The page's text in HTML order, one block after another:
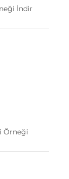
İndir
Örneği